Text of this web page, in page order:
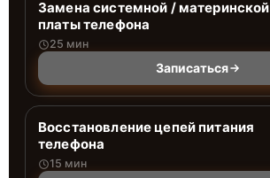
Замена системной / материнской
платы телефона
25 мин
Записаться
Восстановление цепей питания
телефона
15 мин